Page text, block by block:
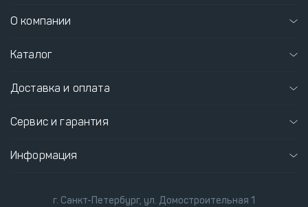
О компании
Каталог
Доставка и оплата
Сервис и гарантия
Информация
г. Санкт-Петербург, ул. Домостроительная 1